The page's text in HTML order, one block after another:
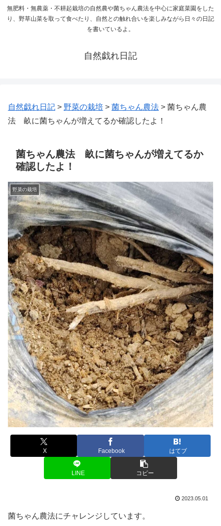
無肥料・無農薬・不耕起栽培の自然農や菌ちゃん農法を中心に家庭菜園をした
り、野草山菜を取って食べたり、自然との触れ合いを楽しみながら日々の日記
を書いているよ。
自然戯れ日記
自然戯れ日記 > 野菜の栽培 > 菌ちゃん農法 > 菌ちゃん農
法 畝に菌ちゃんが増えてるか確認したよ！
菌ちゃん農法 畝に菌ちゃんが増えてるか
確認したよ！
野菜の栽培
X Facebook はてブ
LINE コピー
2023.05.01
菌ちゃん農法にチャレンジしています。